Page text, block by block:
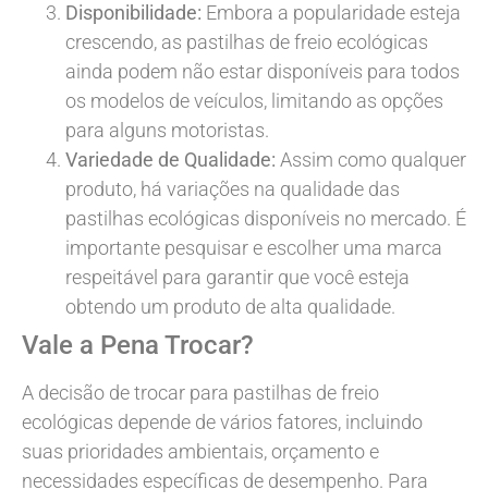
Disponibilidade: Embora a popularidade esteja
crescendo, as pastilhas de freio ecológicas
ainda podem não estar disponíveis para todos
os modelos de veículos, limitando as opções
para alguns motoristas.
Variedade de Qualidade: Assim como qualquer
produto, há variações na qualidade das
pastilhas ecológicas disponíveis no mercado. É
importante pesquisar e escolher uma marca
respeitável para garantir que você esteja
obtendo um produto de alta qualidade.
Vale a Pena Trocar?
A decisão de trocar para pastilhas de freio
ecológicas depende de vários fatores, incluindo
suas prioridades ambientais, orçamento e
necessidades específicas de desempenho. Para